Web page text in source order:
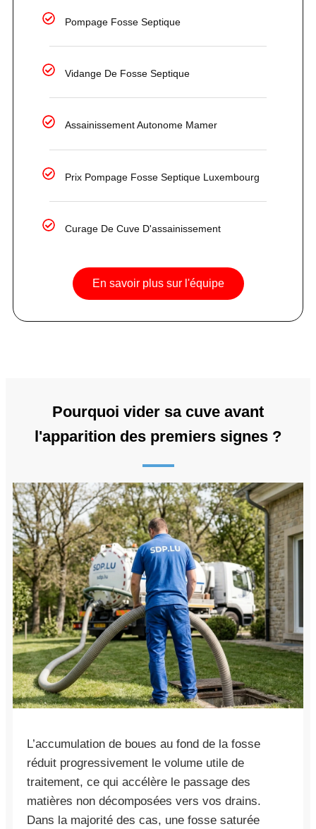
Pompage Fosse Septique
Vidange De Fosse Septique
Assainissement Autonome Mamer
Prix Pompage Fosse Septique Luxembourg
Curage De Cuve D'assainissement
En savoir plus sur l'équipe
Pourquoi vider sa cuve avant
l'apparition des premiers signes ?
L’accumulation de boues au fond de la fosse
réduit progressivement le volume utile de
traitement, ce qui accélère le passage des
matières non décomposées vers vos drains.
Dans la majorité des cas, une fosse saturée